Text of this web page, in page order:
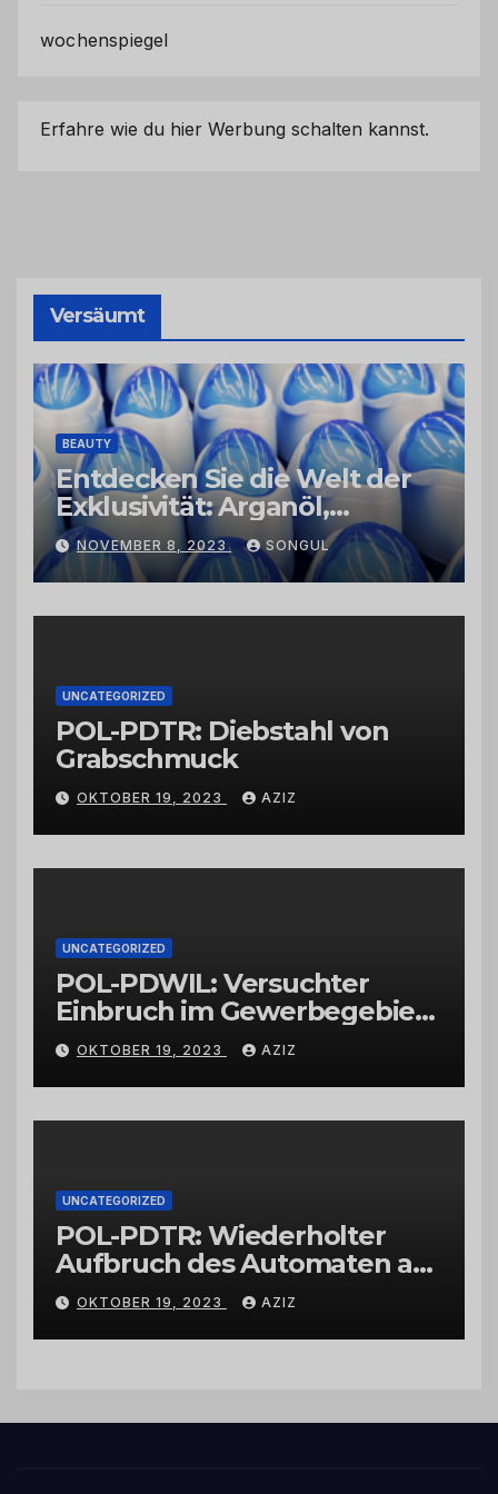
wochenspiegel
Erfahre wie du hier Werbung schalten kannst.
Versäumt
BEAUTY
Entdecken Sie die Welt der
Exklusivität: Arganöl,
Kaktusfeigenkernöl und
Schwarzkümmelöl von
vertrauenswürdigen
Großhändlern und Anbietern
NOVEMBER 8, 2023 SONGUL
UNCATEGORIZED
POL-PDTR: Diebstahl von
Grabschmuck
OKTOBER 19, 2023 AZIZ
UNCATEGORIZED
POL-PDWIL: Versuchter
Einbruch im Gewerbegebiet
Wittlich
OKTOBER 19, 2023 AZIZ
UNCATEGORIZED
POL-PDTR: Wiederholter
Aufbruch des Automaten am
Wohnmobilstellplatz in
Hermeskeil am Labachweg
OKTOBER 19, 2023 AZIZ